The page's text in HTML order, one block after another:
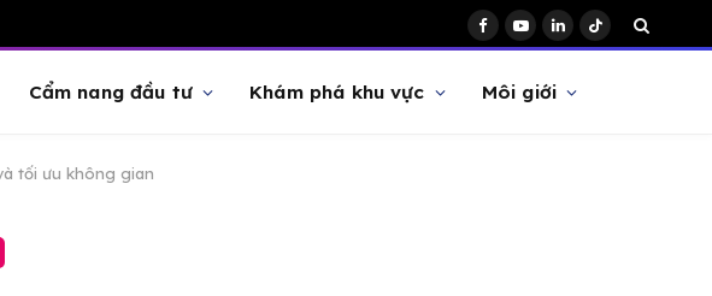
Facebook
YouTubeLinkedInTikTok
Cẩm nang đầu tư Khám phá khu vực Môi giới
tối ưu không gian